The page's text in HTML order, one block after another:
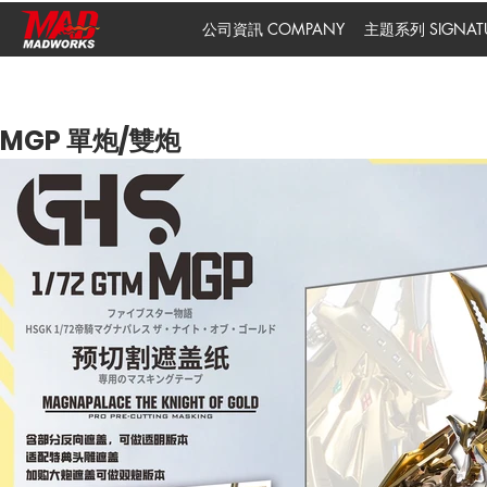
公司資訊 COMPANY 主題系列
MGP 單炮/雙炮